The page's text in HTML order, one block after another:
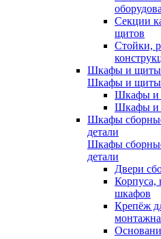
Секции
щитов
Стойки,
Шкафы и щиты
Шкафы и щиты
Шкафы и
Шкафы и
Шкафы
детали
Шкафы
детали
Двери
Корпуса,
шкафов
Крепёж